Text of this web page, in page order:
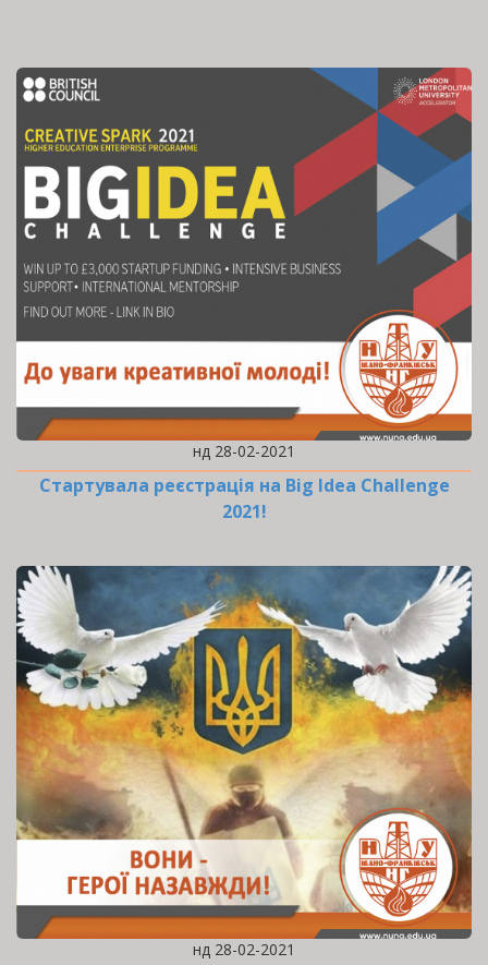
нд 28-02-2021
Стартувала реєстрація на Big Idea Challenge
2021!
нд 28-02-2021